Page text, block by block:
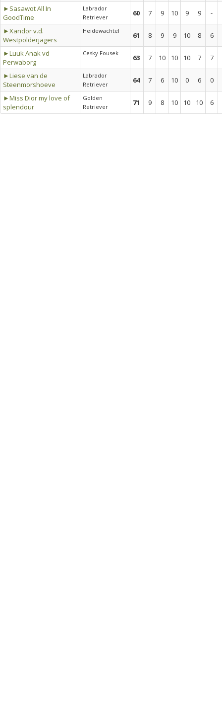
►Sasawot All In
GoodTime
Labrador
Retriever
60 7 9 10 9 9
-
►Xandor v.d.
Westpolderjagers
Heidewachtel
61 8 9 9 10 8
6
►Luuk Anak vd
Perwaborg
Cesky Fousek
63 7 10 10 10 7
7
►Liese van de
Steenmorshoeve
Labrador
Retriever
64 7 6 10 0 6
0
►Miss Dior my love of
splendour
Golden
Retriever
71 9 8 10 10 10 6